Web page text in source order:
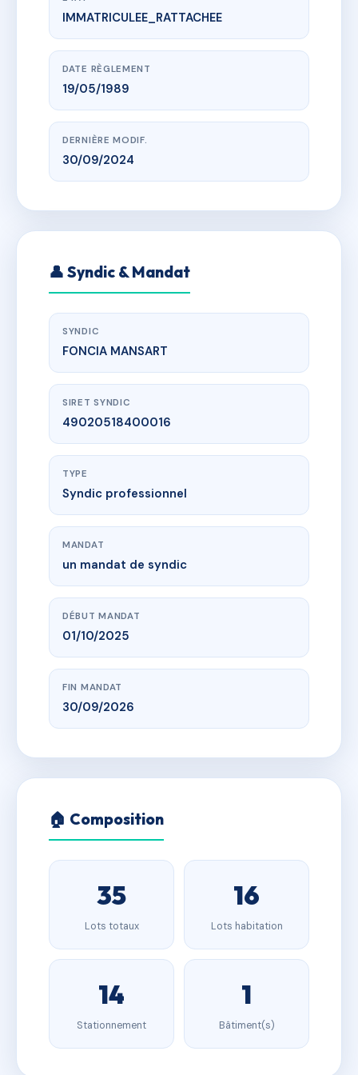
www.vme.plus/AC6574529
IMPASSE DE LA POSTE
IMPASSE DE LA POSTE 78126 AULNAY SUR MAULDRE
IMMATRICULEE_RATTACHEE
DATE RÈGLEMENT
19/05/1989
DERNIÈRE MODIF.
30/09/2024
👤 Syndic & Mandat
SYNDIC
FONCIA MANSART
SIRET SYNDIC
49020518400016
TYPE
Syndic professionnel
MANDAT
un mandat de syndic
DÉBUT MANDAT
01/10/2025
FIN MANDAT
30/09/2026
🏠 Composition
35
Lots totaux
16
Lots habitation
14
Stationnement
1
Bâtiment(s)